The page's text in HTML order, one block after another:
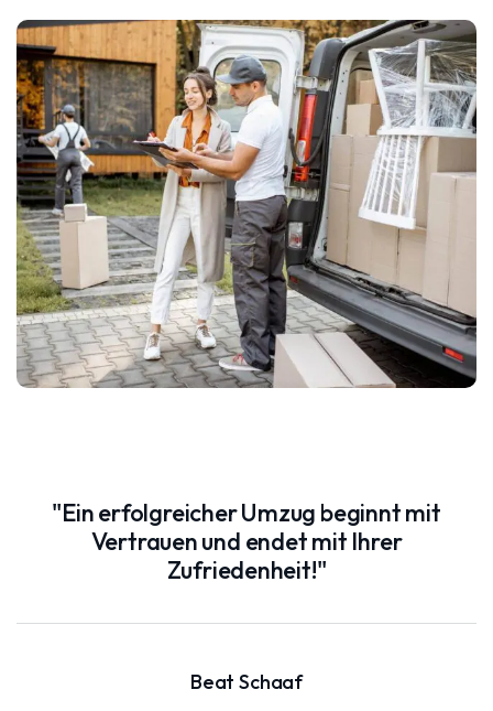
"Ein erfolgreicher Umzug beginnt mit
Vertrauen und endet mit Ihrer
Zufriedenheit!"
Beat Schaaf